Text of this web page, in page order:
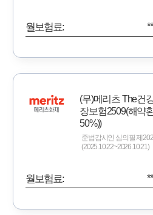
월보험료:
(무)메리츠 The건
장보험2509(해약
50%))
준법감시인 심의필 제
(2025.10.22~2026.10.21)
월보험료: